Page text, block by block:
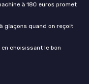
à 180 euros promet
glaçons quand on reçoit
choisissant le bon